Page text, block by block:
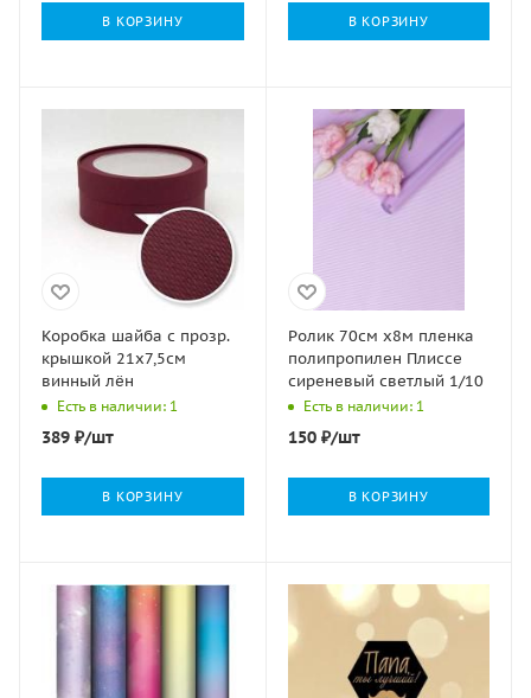
В КОРЗИНУ В КОРЗИНУ
Коробка шайба с прозр.
крышкой 21х7,5см
винный лён
Есть в наличии: 1
389 ₽/шт
В КОРЗИНУ
Ролик 70см х8м пленка
полипропилен Плиссе
сиреневый светлый 1/10
Есть в наличии: 1
150₽/шт
В КОРЗИНУ